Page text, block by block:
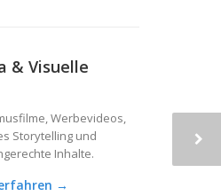
& Visuelle
Werbevideos,
Storytelling und
Inhalte.
→